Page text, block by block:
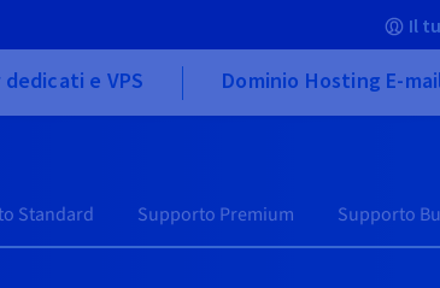
Il
dedicati e VPS Dominio Hosting E-
Standard Supporto Premium Supporto